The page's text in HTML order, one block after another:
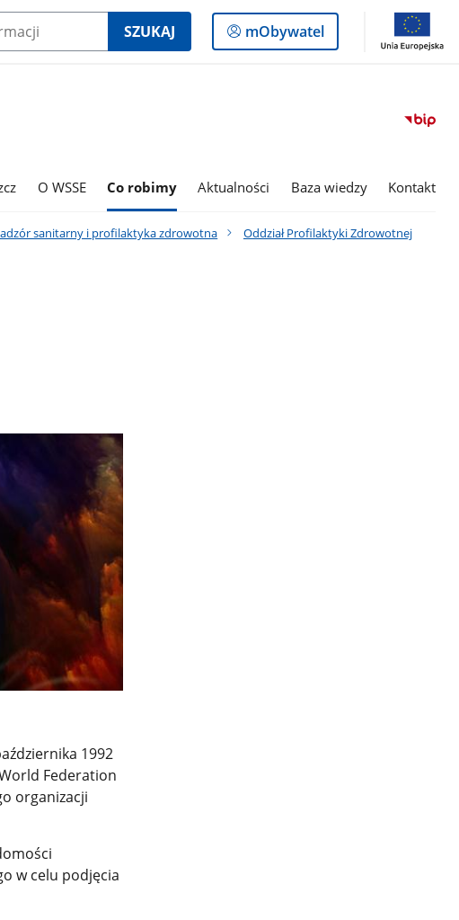
SZUKAJ
Logowanie
do
mObywatel
O WSSE Co robimy Aktualności Baza wiedzy Kontakt
sanitarny i profilaktyka zdrowotna
Oddział Profilaktyki Zdrowotnej
1992
Federation
organizacji
w celu podjęcia